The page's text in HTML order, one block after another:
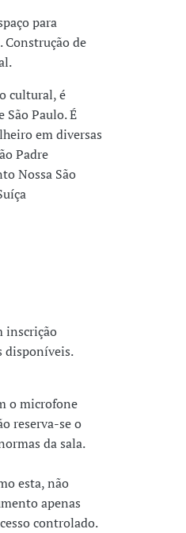
para
de
cultural, é
São Paulo. É
em diversas
Padre
Nossa São
inscrição
disponíveis.
o microfone
reserva-se o
da sala.
esta, não
apenas
controlado.